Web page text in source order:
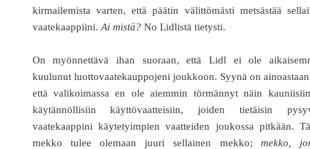
kirmailemista varten, että päätin välittömästi metsästää
vaatekaappiini. Ai mistä?No Lidlistä tietysti.
On myönnettävä ihan suoraan, että Lidl ei ole
kuulunut luottovaatekauppojeni joukkoon. Syynä on ainoastaan
että valikoimassa en ole aiemmin törmännyt näin
käytännöllisiin käyttövaatteisiin, joiden tietäisin
vaatekaappini käytetyimpien vaatteiden joukossa pitkään.
mekko tulee olemaan juuri sellainen mekko; mekko,